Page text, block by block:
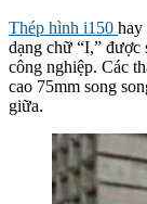
Thép hình i150 hay
dạng chữ “I,” được
công nghiệp. Các
cao 75mm song
giữa.